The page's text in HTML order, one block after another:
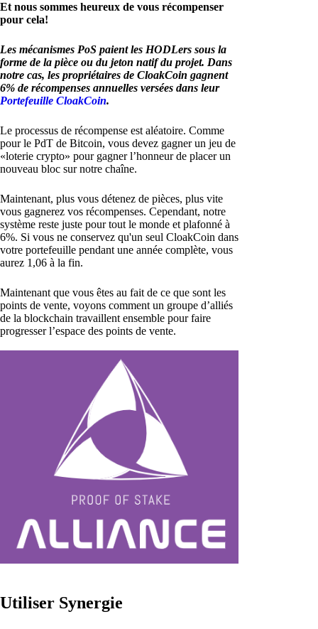
Et nous sommes heureux de vous récompenser
pour cela!
Les mécanismes PoS paient les HODLers sous la
forme de la pièce ou du jeton natif du projet. Dans
notre cas, les propriétaires de CloakCoin gagnent
6% de récompenses annuelles versées dans leur
Portefeuille CloakCoin.
Le processus de récompense est aléatoire. Comme
pour le PdT de Bitcoin, vous devez gagner un jeu de
«loterie crypto» pour gagner l’honneur de placer un
nouveau bloc sur notre chaîne.
Maintenant, plus vous détenez de pièces, plus vite
vous gagnerez vos récompenses. Cependant, notre
système reste juste pour tout le monde et plafonné à
6%. Si vous ne conservez qu'un seul CloakCoin dans
votre portefeuille pendant une année complète, vous
aurez 1,06 à la fin.
Maintenant que vous êtes au fait de ce que sont les
points de vente, voyons comment un groupe d’alliés
de la blockchain travaillent ensemble pour faire
progresser l’espace des points de vente.
Utiliser Synergie